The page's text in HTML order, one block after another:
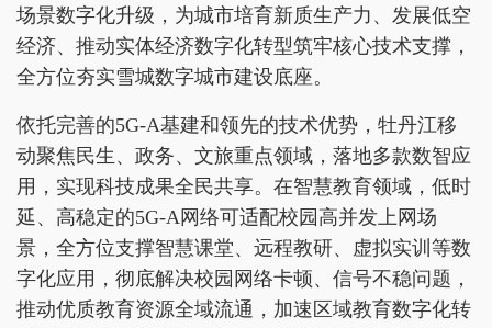
场景数字化升级，为城市培育新质生产力、发展低空
经济、推动实体经济数字化转型筑牢核心技术支撑，
全方位夯实雪城数字城市建设底座。
依托完善的5G-A基建和领先的技术优势，牡丹江移
动聚焦民生、政务、文旅重点领域，落地多款数智应
用，实现科技成果全民共享。在智慧教育领域，低时
延、高稳定的5G-A网络可适配校园高并发上网场
景，全方位支撑智慧课堂、远程教研、虚拟实训等数
字化应用，彻底解决校园网络卡顿、信号不稳问题，
推动优质教育资源全域流通，加速区域教育数字化转